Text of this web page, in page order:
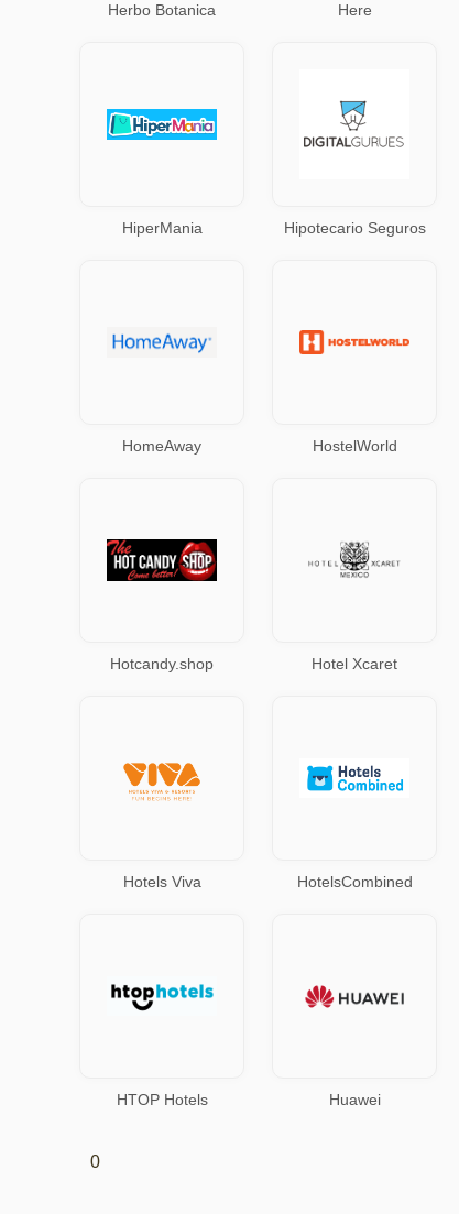
Herbo Botanica Here
HiperMania Hipotecario Seguros
HomeAway HostelWorld
Hotcandy.shop Hotel Xcaret
Hotels Viva HotelsCombined
HTOP Hotels Huawei
0